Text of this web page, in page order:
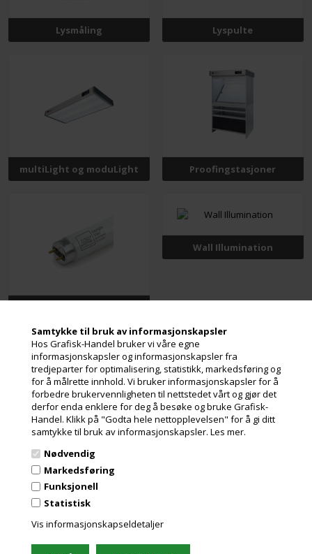
Samtykke til bruk av informasjonskapsler
Hos Grafisk-Handel bruker vi våre egne
informasjonskapsler og informasjonskapsler fra
tredjeparter for optimalisering, statistikk, markedsføring og
for å målrette innhold. Vi bruker informasjonskapsler for å
forbedre brukervennligheten til nettstedet vårt og gjør det
derfor enda enklere for deg å besøke og bruke Grafisk-
Handel. Klikk på "Godta hele nettopplevelsen" for å gi ditt
samtykke til bruk av informasjonskapsler. Les mer.
Nødvendig
Markedsføring
Funksjonell
Statistisk
Vis informasjonskapseldetaljer
Lysmåling Lyspulte
multiLight og moduLight Proofingstasjoner
Wall Illumination
Meld deg på nyhetsbrevet vårt og få gode
tilbud
Inneholder ofte store besparelser og nyheter. Meld deg på, det er helt
gratis og enkelt å avmelde seg.